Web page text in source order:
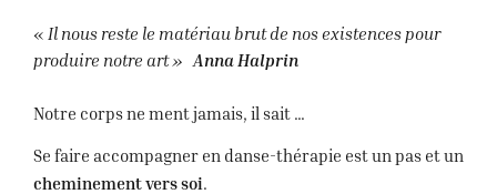
« Il nous reste le matériau brut de nos existences pour
produire notre art» Anna Halprin
Notre corps ne ment jamais, il sait …
Se faire accompagner en danse-thérapie est un pas et un
cheminement vers soi.